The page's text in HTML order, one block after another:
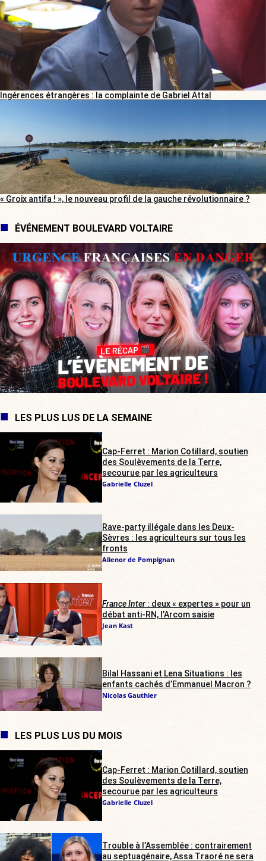
Ingérences étrangères : la complainte de Gabriel Attal
« Groix antifa ! », le nouveau profil de la gauche révolutionnaire ?
ÉVÉNEMENT BOULEVARD VOLTAIRE
LES PLUS LUS DE LA SEMAINE
Cap-Ferret : Marion Cotillard, soutien
des Soulèvements de la Terre,
secourue par les agriculteurs
Gabrielle Cluzel
Rave-party illégale dans les Deux-
Sèvres : les agriculteurs sur tous les
fronts
Alienor de Pompignan
France Inter: deux « expertes » pour un
débat anti-RN, l’Arcom saisie
Jean Kast
Bilal Hassani et Lena Situations : les
enfants cachés d’Emmanuel Macron ?
Nicolas Gauthier
LES PLUS LUS DU MOIS
Cap-Ferret : Marion Cotillard, soutien
des Soulèvements de la Terre,
secourue par les agriculteurs
Gabrielle Cluzel
Trouble à l’Assemblée : contrairement
au septuagénaire, Assa Traoré ne sera